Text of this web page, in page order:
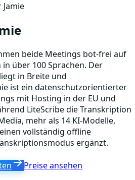
Jamie
beide Meetings bot-frei auf
über 100 Sprachen. Der
in Breite und
ist ein datenschutzorientierter
mit Hosting in der EU und
LiteScribe die Transkription
mehr als 14 KI-Modelle,
vollständig offline
ergänzt.
Preise ansehen